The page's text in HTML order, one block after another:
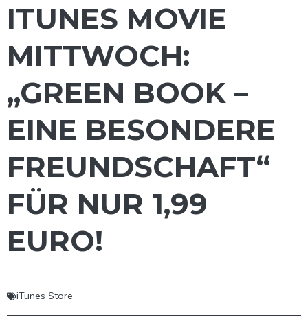
ITUNES MOVIE
MITTWOCH:
„GREEN BOOK –
EINE BESONDERE
FREUNDSCHAFT“
FÜR NUR 1,99
EURO!
iTunes Store